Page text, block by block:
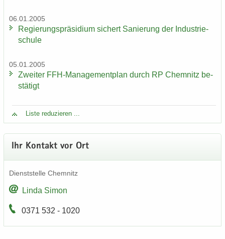
06.01.2005
Re­gie­rungs­prä­si­di­um si­chert Sa­nie­rung der In­dus­trie­
schu­le
05.01.2005
Zwei­ter FFH-​Managementplan durch RP Chem­nitz be­
stä­tigt
Liste re­du­zie­ren ...
Ihr Kon­takt vor Ort
Dienst­stel­le Chem­nitz
Linda Simon
0371 532 - 1020